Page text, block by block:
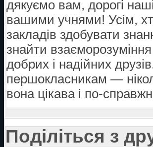
дякуємо вам, дорогі
вашими учнями! Усім,
закладів здобувати
знайти
добрих і надійних
першокласникам —
вона цікава і по-
Поділіться з